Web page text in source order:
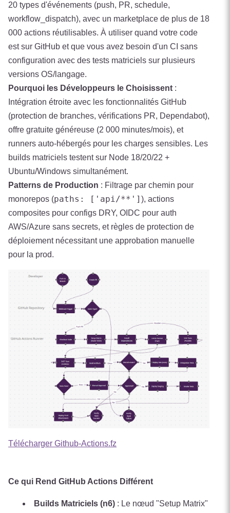
20 types d'événements (push, PR, schedule,
workflow_dispatch), avec un marketplace de plus de 18
000 actions réutilisables. À utiliser quand votre code
est sur GitHub et que vous avez besoin d'un CI sans
configuration avec des tests matriciels sur plusieurs
versions OS/langage.
Pourquoi les Développeurs le Choisissent :
Intégration étroite avec les fonctionnalités GitHub
(protection de branches, vérifications PR, Dependabot),
offre gratuite généreuse (2 000 minutes/mois), et
runners auto-hébergés pour les charges sensibles. Les
builds matriciels testent sur Node 18/20/22 +
Ubuntu/Windows simultanément.
Patterns de Production : Filtrage par chemin pour
monorepos (paths: ['api/**'] ), actions
composites pour configs DRY, OIDC pour auth
AWS/Azure sans secrets, et règles de protection de
déploiement nécessitant une approbation manuelle
pour la prod.
Télécharger Github-Actions.fz
Ce qui Rend GitHub Actions Différent
Builds Matriciels (n6) : Le nœud "Setup Matrix"